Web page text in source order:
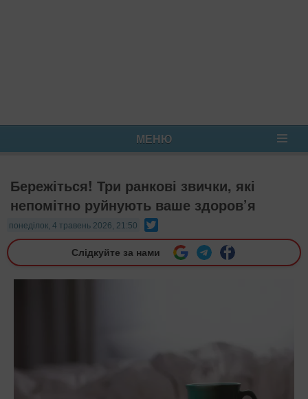
МЕНЮ
Бережіться! Три ранкові звички, які
непомітно руйнують ваше здоров’я
понеділок, 4 травень 2026, 21:50
Слідкуйте за нами